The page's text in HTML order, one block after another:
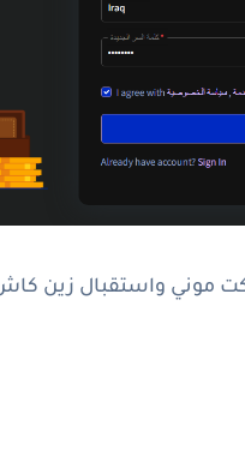
موني واستقبال زين